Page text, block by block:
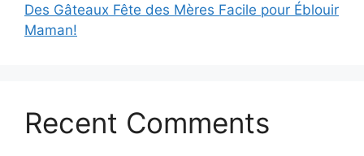
Des Gâteaux Fête des Mères Facile pour Éblouir
Maman!
Recent Comments